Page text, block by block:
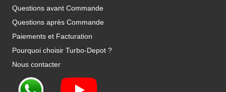
Questions avant Commande
Questions après Commande
Paiements et Facturation
Pourquoi choisir Turbo-Depot ?
Nous contacter